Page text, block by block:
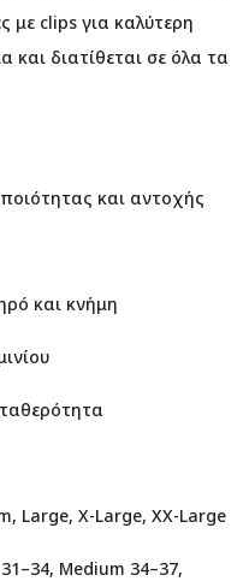
με clips για καλύτερη
διατίθεται σε όλα τα
και αντοχής
και κνήμη
Large, X-Large, XX-Large
Medium 34–37,